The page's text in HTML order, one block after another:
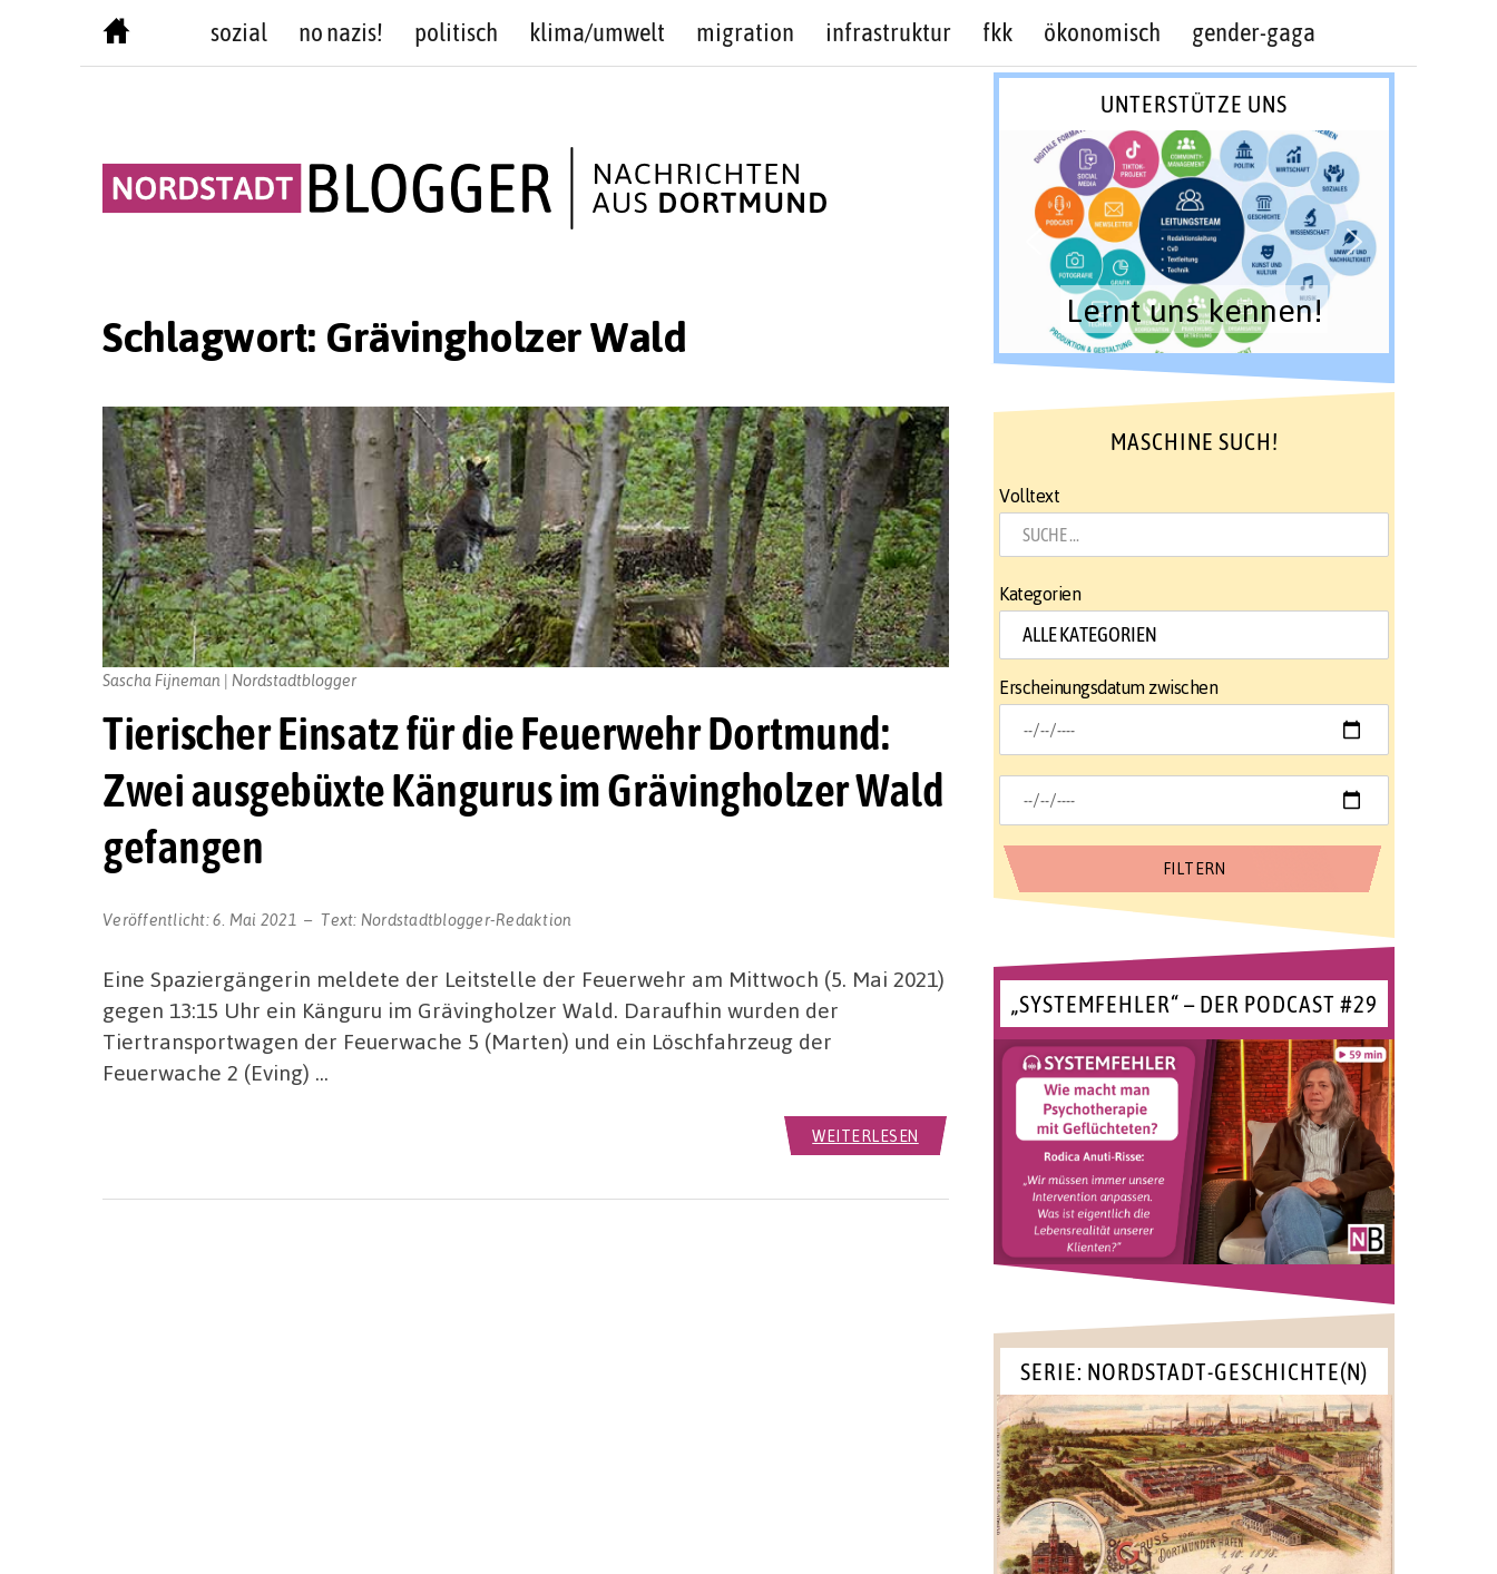
sozial no nazis! politisch klima/umwelt migration infrastruktur fkk ökonomisch gender-gaga
Schlagwort: Grävingholzer Wald
Tierischer Einsatz für die Feuerwehr Dortmund:
Zwei ausgebüxte Kängurus im Grävingholzer Wald
gefangen
Veröffentlicht:6. Mai 2021 Text: Nordstadtblogger-Redaktion
Sascha Fijneman | Nordstadtblogger
Eine Spaziergängerin meldete der Leitstelle der Feuerwehr am Mittwoch (5. Mai 2021)
gegen 13:15 Uhr ein Känguru im Grävingholzer Wald. Daraufhin wurden der
Tiertransportwagen der Feuerwache 5 (Marten) und ein Löschfahrzeug der
Feuerwache 2 (Eving) …
WEITERLESEN
UNTERSTÜTZE UNS
Lernt uns kennen!
MASCHINE SUCH!
Volltext
Kategorien
Erscheinungsdatum zwischen
„SYSTEMFEHLER“ – DER PODCAST #29
SERIE: NORDSTADT-GESCHICHTE(N)